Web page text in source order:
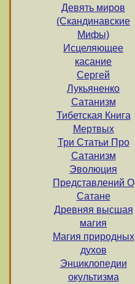
Девять миров
(Скандинавские
Мифы)
Исцеляющее
касание
Сергей
Лукьяненко
Сатанизм
Тибетская Книга
Мертвых
Три Статьи Про
Сатанизм
Эволюция
Представлений О
Сатане
Древняя высшая
магия
Магия природных
духов
Энциклопедии
окультизма